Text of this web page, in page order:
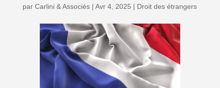
parCarlini & Associés |Avr 4, 2025 | Droit des étrangers